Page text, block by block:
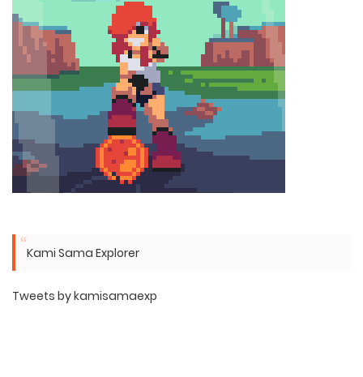
Kami Sama Explorer
Tweets by kamisamaexp